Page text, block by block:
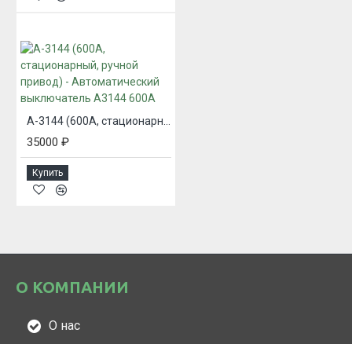
А-3144 (600А, стационарный, ручной привод) - Автоматический выключатель А3144 600А
35000 ₽
Купить
О КОМПАНИИ
О нас